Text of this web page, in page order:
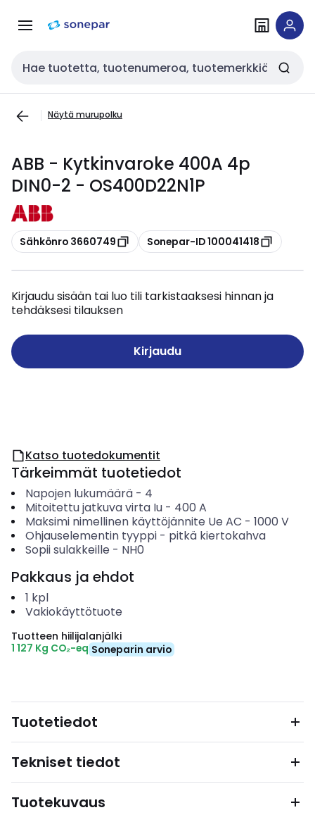
navigointiinsisältöön
Haku
Näytä murupolku
ABB - Kytkinvaroke 400A 4p
DIN0-2 - OS400D22N1P
Kopioi
Sähkönro 3660749 Kopioi
Sonepar-ID 100041418
Kirjaudu sisään tai luo tili tarkistaaksesi hinnan ja
tehdäksesi tilauksen
Kirjaudu
Katso tuotedokumentit
Tärkeimmät tuotetiedot
Napojen lukumäärä- 4
Mitoitettu jatkuva virta Iu- 400 A
Maksimi nimellinen käyttöjännite Ue AC - 1000 V
Ohjauselementin tyyppi- pitkä kiertokahva
Sopii sulakkeille - NH0
Pakkaus ja ehdot
1 kpl
Vakiokäyttötuote
Tuotteen hiilijalanjälki
1 127 Kg CO₂-eq Soneparin arvio
Tuotetiedot
Tekniset tiedot
Tuotekuvaus